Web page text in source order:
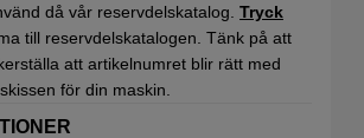
då vår reservdelskatalog. Tryck
till reservdelskatalogen. Tänk på att
att artikelnumret blir rätt med
för din maskin.